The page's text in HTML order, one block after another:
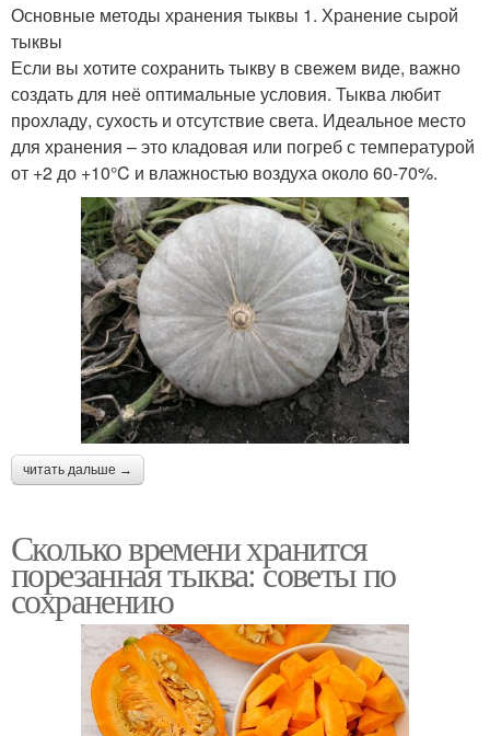
Основные методы хранения тыквы 1. Хранение сырой
тыквы
Если вы хотите сохранить тыкву в свежем виде, важно
создать для неё оптимальные условия. Тыква любит
прохладу, сухость и отсутствие света. Идеальное место
для хранения – это кладовая или погреб с температурой
от +2 до +10°C и влажностью воздуха около 60-70%.
читать дальше →
Сколько времени хранится
порезанная тыква: советы по
сохранению